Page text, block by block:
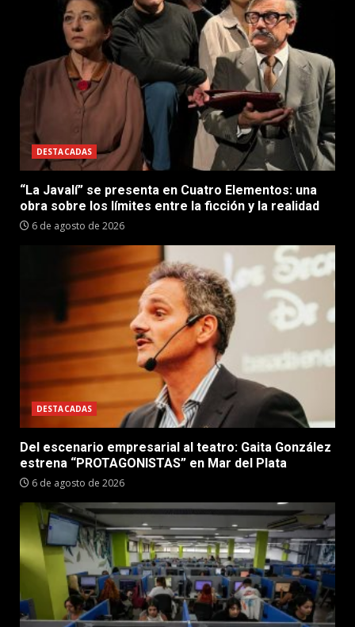
DESTACADAS
“La Javalí” se presenta en Cuatro Elementos: una
obra sobre los límites entre la ficción y la realidad
6 de agosto de 2026
DESTACADAS
Del escenario empresarial al teatro: Gaita González
estrena “PROTAGONISTAS” en Mar del Plata
6 de agosto de 2026